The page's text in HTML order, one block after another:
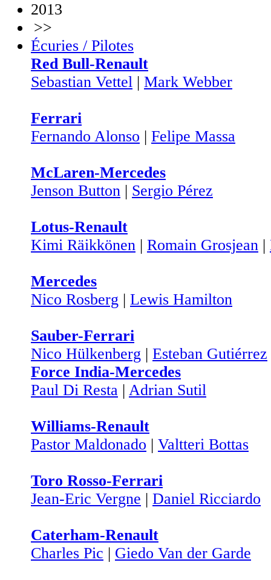
2013
>>
Écuries / Pilotes
Red Bull-Renault
Sebastian Vettel | Mark Webber
Ferrari
Fernando Alonso | Felipe Massa
McLaren-Mercedes
Jenson Button | Sergio Pérez
Lotus-Renault
Kimi Räikkönen | Romain Grosjean |
Mercedes
Nico Rosberg | Lewis Hamilton
Sauber-Ferrari
Nico Hülkenberg | Esteban Gutiérrez
Force India-Mercedes
Paul Di Resta | Adrian Sutil
Williams-Renault
Pastor Maldonado | Valtteri Bottas
Toro Rosso-Ferrari
Jean-Eric Vergne | Daniel Ricciardo
Caterham-Renault
Charles Pic | Giedo Van der Garde